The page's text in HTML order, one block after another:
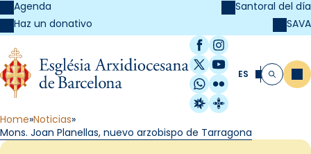
Agenda
Haz un donativo
Santoral del día
SAVA
Facebook
Instagram
X / Twitter
YouTube
WhatsApp
Flickr
Radio Estel
Catalunya
ES Buscar
Home Noticias
Mons. Joan Planellas, nuevo arzobispo de Tarragona